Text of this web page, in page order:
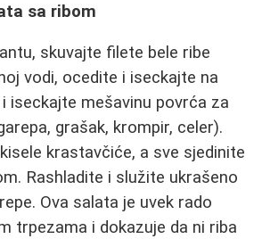
sa ribom
skuvajte filete bele ribe
vodi, ocedite i iseckajte na
iseckajte mešavinu povrća za
grašak, krompir, celer).
krastavčiće, a sve sjedinite
Rashladite i služite ukrašeno
Ova salata je uvek rado
trpezama i dokazuje da ni riba